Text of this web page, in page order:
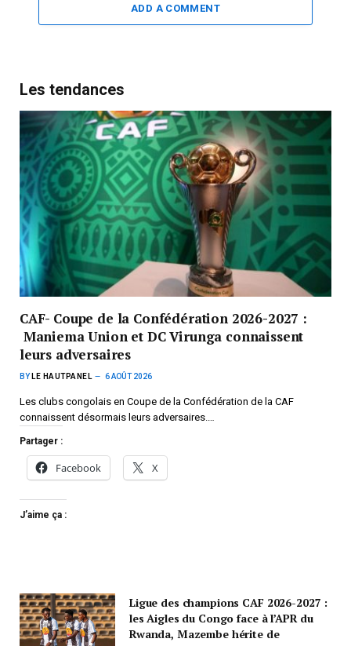
ADD A COMMENT
Les tendances
CAF- Coupe de la Confédération 2026-2027 :
Maniema Union et DC Virunga connaissent
leurs adversaires
BY LE HAUTPANEL 6 AOÛT 2026
Les clubs congolais en Coupe de la Confédération de la CAF
connaissent désormais leurs adversaires.…
Partager :
Facebook X
J’aime ça :
Ligue des champions CAF 2026-2027 :
les Aigles du Congo face à l’APR du
Rwanda, Mazembe hérite de